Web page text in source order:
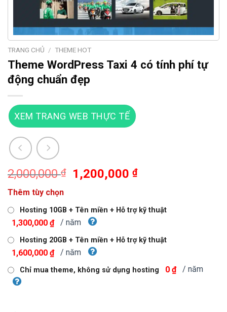
TRANG CHỦ / THEME HOT
Theme WordPress Taxi 4 có tính phí tự
động chuẩn đẹp
XEM TRANG WEB THỰC TẾ
2,000,000₫
Giá
2,000,000 ₫.
1,200,000₫Giá
là:
Thêm tùy chọn
Hosting 10GB + Tên miền + Hỗ trợ kỹ thuật
1,300,000 ₫ / năm
Hosting 20GB + Tên miền + Hỗ trợ kỹ thuật
1,600,000 ₫ / năm
Chỉ mua theme, không sử dụng hosting 0 ₫ / năm